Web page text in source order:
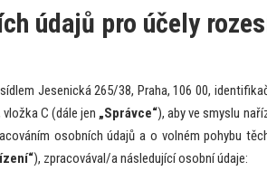
údajů pro účely
Jesenická 265/38, Praha, 106 00,
C (dále jen „Správce“), aby ve smyslu
osobních údajů a o volném pohybu
), zpracovával/a následující osobní údaje: